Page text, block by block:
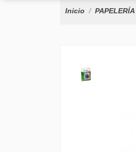
Inicio PAPELERÍA